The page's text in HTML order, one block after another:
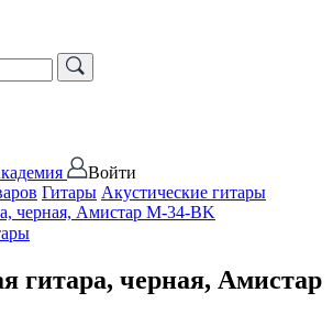
Войти
Гитары Акустические гитары
черная, Амистар M-34-BK
гитара, черная, Амистар